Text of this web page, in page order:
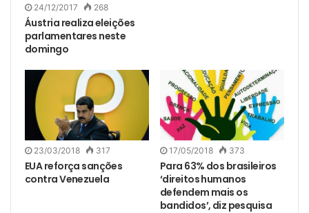
24/12/2017 268
Áustria realiza eleições
parlamentares neste
domingo
23/03/2018 317
EUA reforça sanções
contra Venezuela
17/05/2018 373
Para 63% dos brasileiros
‘direitos humanos
defendem mais os
bandidos’, diz pesquisa